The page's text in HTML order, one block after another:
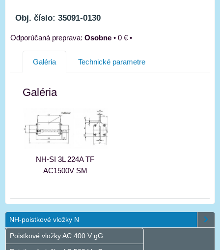
Obj. číslo: 35091-0130
Osobne • 0 € •
Galéria Technické parametre
Galéria
NH-SI 3L 224A TF
AC1500V SM
NH-poistkové vložky N
Poistkové vložky AC 400 V gG